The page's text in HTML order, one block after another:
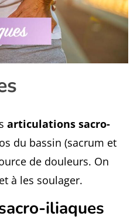
articulations sacro-
du bassin (sacrum et
de douleurs. On
à les soulager.
iliaques